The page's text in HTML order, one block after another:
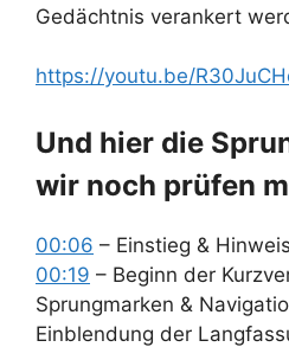
Gedächtnis verankert
https://youtu.be/
Und hier die
wir noch prüfen
00:06 – Einstieg &
00:19 – Beginn der
Sprungmarken &
Einblendung der